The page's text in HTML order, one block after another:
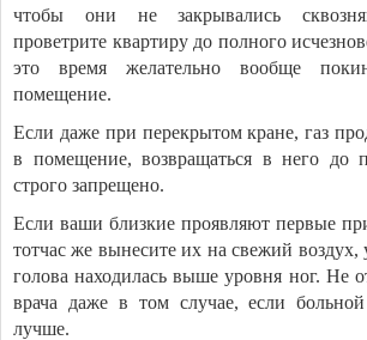
чтобы они не закрывались
проветрите квартиру до полного
это время желательно вообще
помещение.
Если даже при перекрытом кране, газ
в помещение, возвращаться в него до
строго запрещено.
Если ваши близкие проявляют первые
тотчас же вынесите их на свежий воздух,
голова находилась выше уровня ног. Не
врача даже в том случае, если
лучше.